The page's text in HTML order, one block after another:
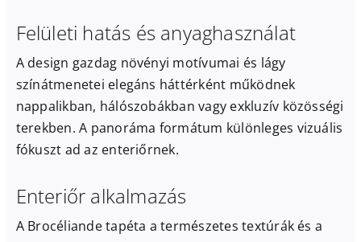
Felületi hatás és anyaghasználat
A design gazdag növényi motívumai és lágy
színátmenetei elegáns háttérként működnek
nappalikban, hálószobákban vagy exkluzív közösségi
terekben. A panoráma formátum különleges vizuális
fókuszt ad az enteriőrnek.
Enteriőr alkalmazás
A Brocéliande tapéta a természetes textúrák és a